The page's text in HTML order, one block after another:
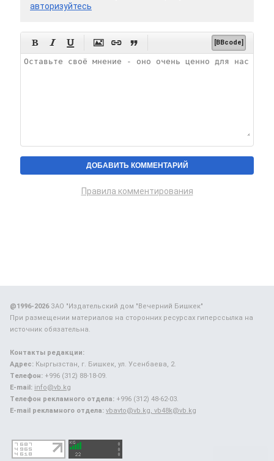
авторизуйтесь
      [BBcode]
Правила комментирования
@1996-2026ЗАО "Издательский дом "Вечерний Бишкек"
При размещении материалов на сторонних ресурсах гиперссылка на
источник обязательна.
Контакты редакции:
Адрес: Кыргызстан, г. Бишкек, ул. Усенбаева, 2.
Телефон: +996 (312) 88-18-09.
E-mail: info@vb.kg
Телефон рекламного отдела: +996 (312) 48-62-03.
E-mail рекламного отдела: vbavto@vb.kg, vb48k@vb.kg